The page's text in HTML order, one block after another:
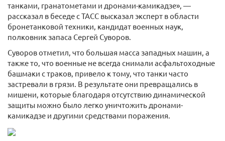
танками, гранатометами и дронами-камикадзе», —
рассказал в беседе с ТАСС высказал эксперт в области
бронетанковой техники, кандидат военных наук,
полковник запаса Сергей Суворов.
Суворов отметил, что большая масса западных машин, а
также то, что военные не всегда снимали асфальтоходные
башмаки с траков, привело к тому, что танки часто
застревали в грязи. В результате они превращались в
мишени, которые благодаря отсутствию динамической
защиты можно было легко уничтожить дронами-
камикадзе и другими средствами поражения.